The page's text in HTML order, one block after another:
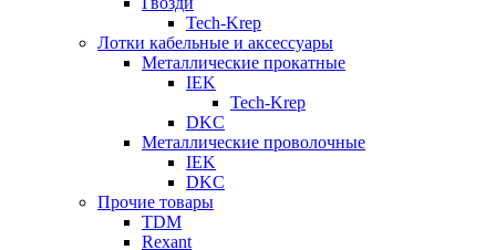
Tech-Krep
Лотки кабельные и аксессуары
Металлические прокатные
IEK
Tech-Krep
DKC
Металлические проволочные
IEK
DKC
Прочие товары
TDM
Rexant